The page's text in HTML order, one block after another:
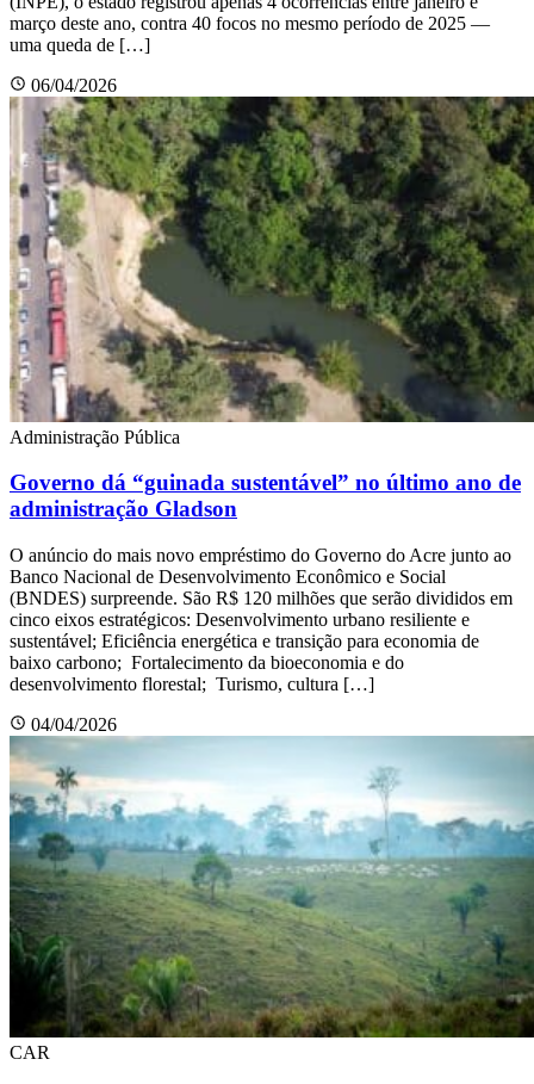
março deste ano, contra 40 focos no mesmo período de 2025 —
uma queda de […]
06/04/2026
Administração Pública
Governo dá “guinada sustentável” no último ano de
administração Gladson
O anúncio do mais novo empréstimo do Governo do Acre junto ao
Banco Nacional de Desenvolvimento Econômico e Social
(BNDES) surpreende. São R$ 120 milhões que serão divididos em
cinco eixos estratégicos: Desenvolvimento urbano resiliente e
sustentável; Eficiência energética e transição para economia de
baixo carbono; Fortalecimento da bioeconomia e do
desenvolvimento florestal; Turismo, cultura […]
04/04/2026
CAR